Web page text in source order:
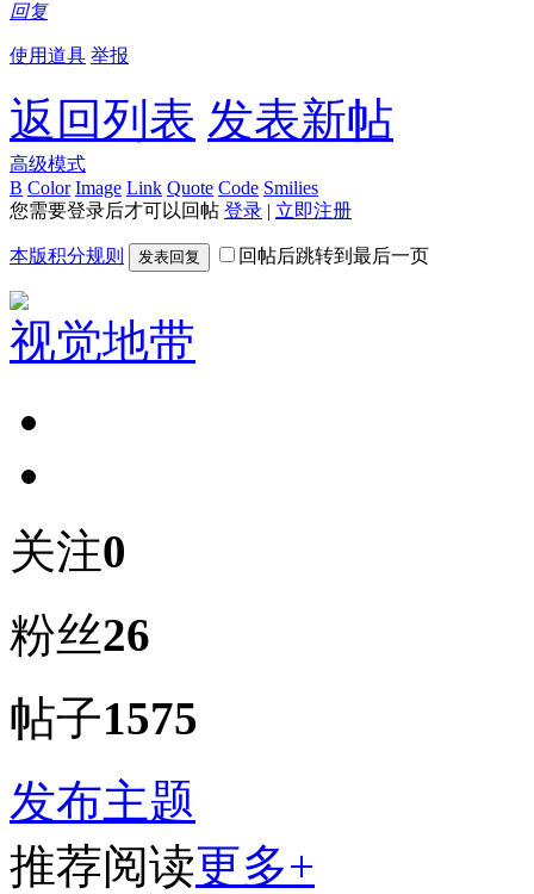
回复
使用道具 举报
返回列表 发表新帖
高级模式
B Color Image Link Quote Code Smilies
您需要登录后才可以回帖 登录 | 立即注册
本版积分规则 发表回复 回帖后跳转到最后一页
视觉地带
关注0
粉丝26
帖子1575
发布主题
推荐阅读更多+